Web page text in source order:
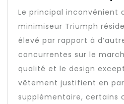
Le principal inconvénient
minimiseur Triumph
élevé par rapport à
concurrentes sur le
qualité et le design
vêtement justifient en
supplémentaire, certains